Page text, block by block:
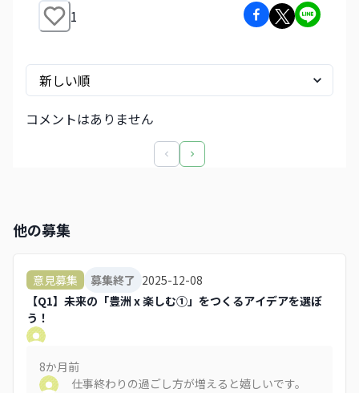
1
コメントはありません
他の募集
意見募集 募集終了 2025-12-08
【Q1】未来の「豊洲 x 楽しむ①」をつくるアイデアを選ぼ
う！
8か月前
仕事終わりの過ごし方が増えると嬉しいです。